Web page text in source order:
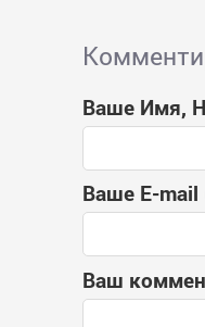
Ваше Имя,
Ваше E-mail
Ваш